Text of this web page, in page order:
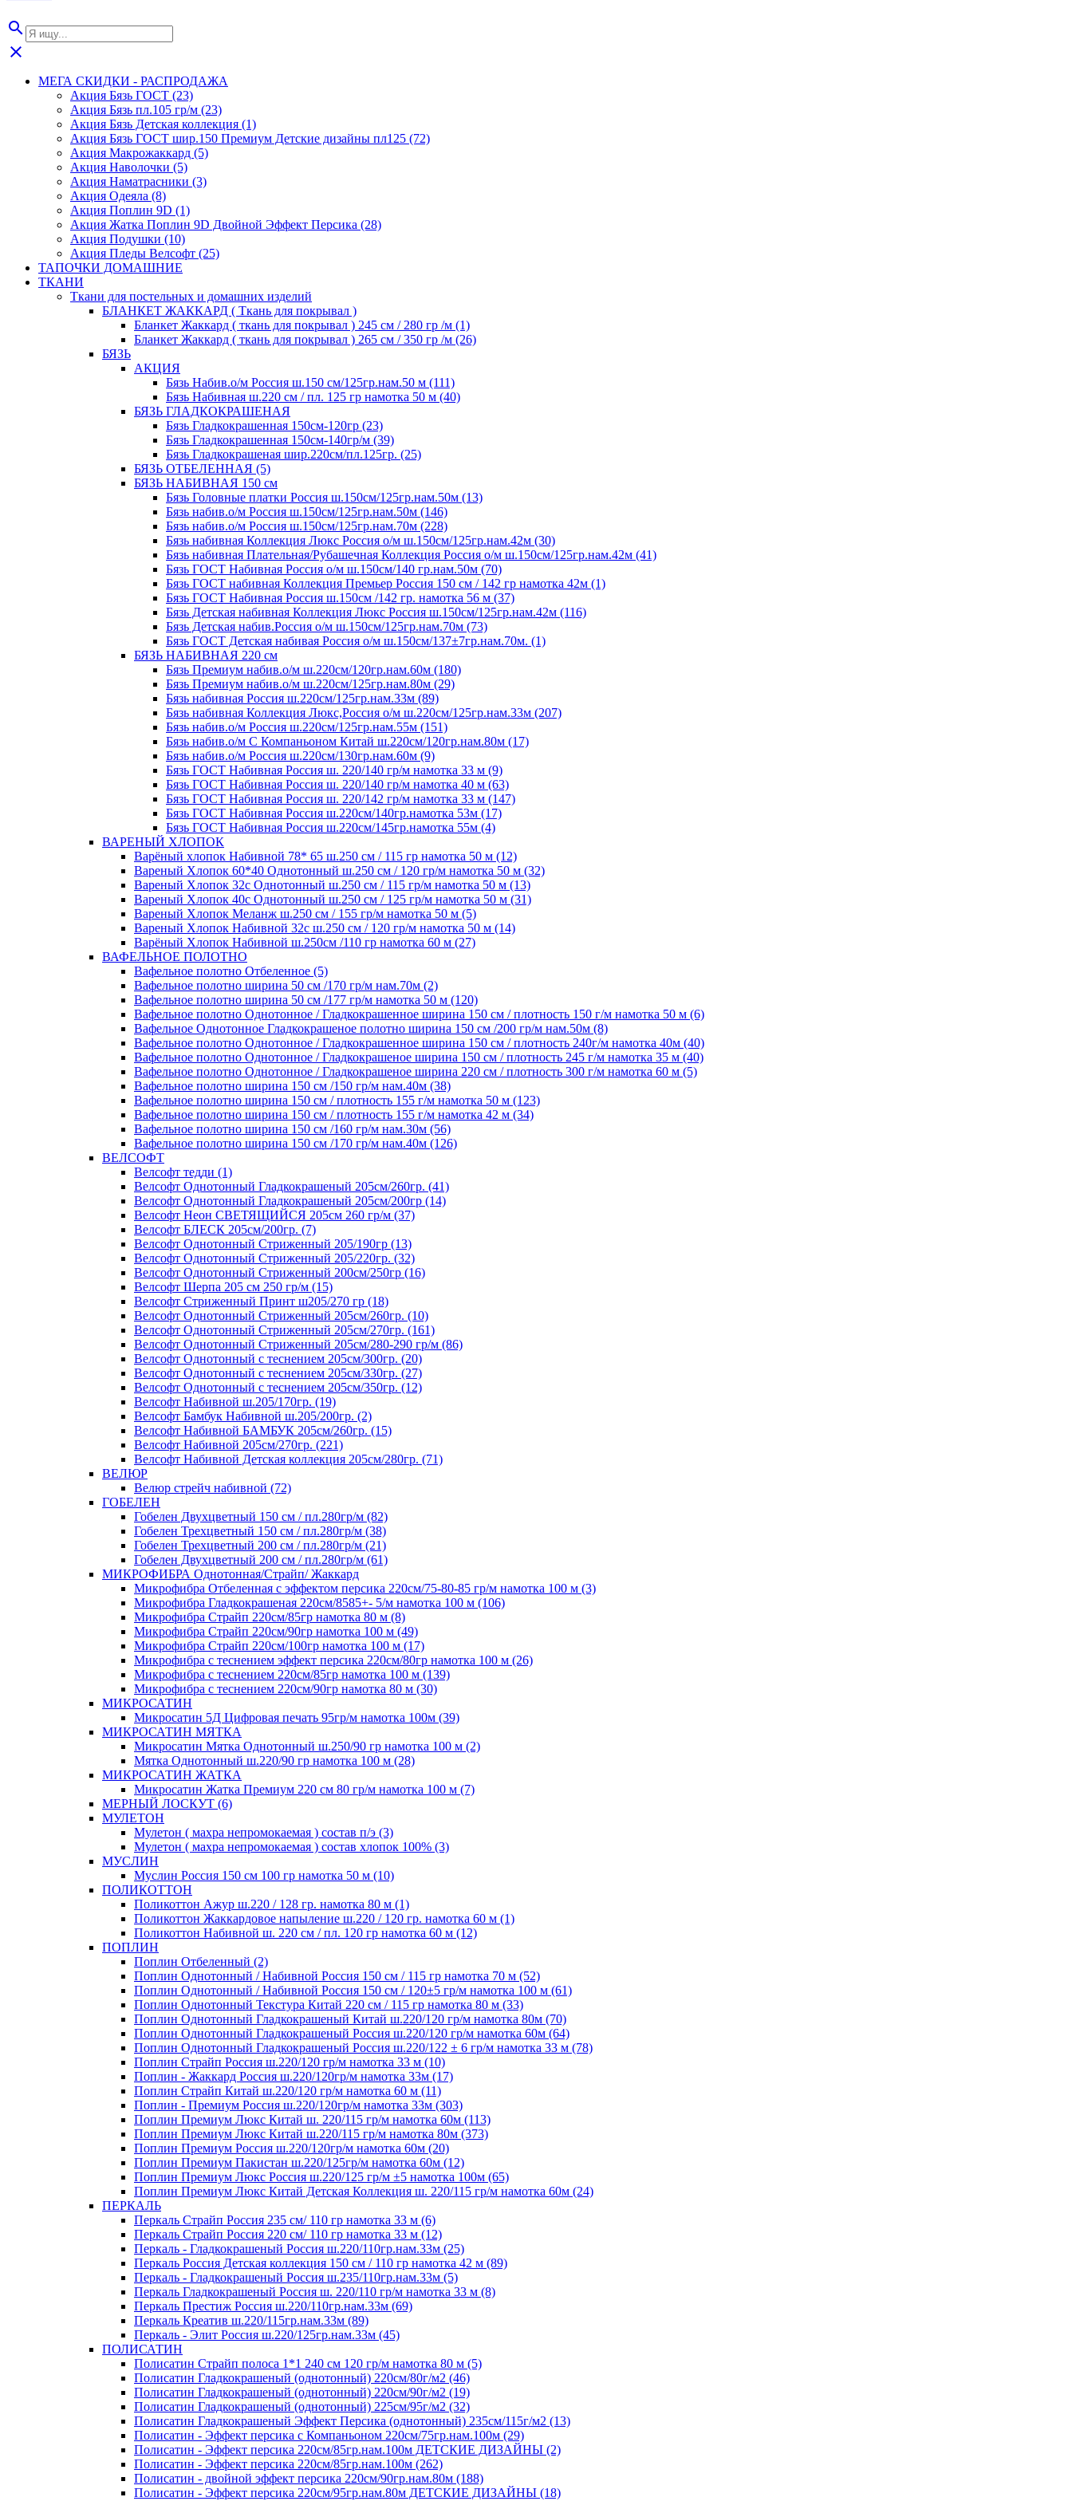
search
close
МЕГА СКИДКИ - РАСПРОДАЖА
Акция Бязь ГОСТ (23)
Акция Бязь пл.105 гр/м (23)
Акция Бязь Детская коллекция (1)
Акция Бязь ГОСТ шир.150 Премиум Детские дизайны пл125 (72)
Акция Макрожаккард (5)
Акция Наволочки (5)
Акция Наматрасники (3)
Акция Одеяла (8)
Акция Поплин 9D (1)
Акция Жатка Поплин 9D Двойной Эффект Персика (28)
Акция Подушки (10)
Акция Пледы Велсофт (25)
ТАПОЧКИ ДОМАШНИЕ
ТКАНИ
Ткани для постельных и домашних изделий
БЛАНКЕТ ЖАККАРД ( Ткань для покрывал )
Бланкет Жаккард ( ткань для покрывал ) 245 см / 280 гр /м (1)
Бланкет Жаккард ( ткань для покрывал ) 265 см / 350 гр /м (26)
БЯЗЬ
АКЦИЯ
Бязь Набив.о/м Россия ш.150 см/125гр.нам.50 м (111)
Бязь Набивная ш.220 см / пл. 125 гр намотка 50 м (40)
БЯЗЬ ГЛАДКОКРАШЕНАЯ
Бязь Гладкокрашенная 150см-120гр (23)
Бязь Гладкокрашенная 150см-140гр/м (39)
Бязь Гладкокрашеная шир.220см/пл.125гр. (25)
БЯЗЬ ОТБЕЛЕННАЯ (5)
БЯЗЬ НАБИВНАЯ 150 см
Бязь Головные платки Россия ш.150см/125гр.нам.50м (13)
Бязь набив.о/м Россия ш.150см/125гр.нам.50м (146)
Бязь набив.о/м Россия ш.150см/125гр.нам.70м (228)
Бязь набивная Коллекция Люкс Россия о/м ш.150см/125гр.нам.42м (30)
Бязь набивная Плательная/Рубашечная Коллекция Россия о/м ш.150см/125гр.нам.42м (41)
Бязь ГОСТ Набивная Россия о/м ш.150см/140 гр.нам.50м (70)
Бязь ГОСТ набивная Коллекция Премьер Россия 150 см / 142 гр намотка 42м (1)
Бязь ГОСТ Набивная Россия ш.150см /142 гр. намотка 56 м (37)
Бязь Детская набивная Коллекция Люкс Россия ш.150см/125гр.нам.42м (116)
Бязь Детская набив.Россия о/м ш.150см/125гр.нам.70м (73)
Бязь ГОСТ Детская набивая Россия о/м ш.150см/137±7гр.нам.70м. (1)
БЯЗЬ НАБИВНАЯ 220 см
Бязь Премиум набив.о/м ш.220см/120гр.нам.60м (180)
Бязь Премиум набив.о/м ш.220см/125гр.нам.80м (29)
Бязь набивная Россия ш.220см/125гр.нам.33м (89)
Бязь набивная Коллекция Люкс,Россия о/м ш.220см/125гр.нам.33м (207)
Бязь набив.о/м Россия ш.220см/125гр.нам.55м (151)
Бязь набив.о/м С Компаньоном Китай ш.220см/120гр.нам.80м (17)
Бязь набив.о/м Россия ш.220см/130гр.нам.60м (9)
Бязь ГОСТ Набивная Россия ш. 220/140 гр/м намотка 33 м (9)
Бязь ГОСТ Набивная Россия ш. 220/140 гр/м намотка 40 м (63)
Бязь ГОСТ Набивная Россия ш. 220/142 гр/м намотка 33 м (147)
Бязь ГОСТ Набивная Россия ш.220см/140гр.намотка 53м (17)
Бязь ГОСТ Набивная Россия ш.220см/145гр.намотка 55м (4)
ВАРЕНЫЙ ХЛОПОК
Варёный хлопок Набивной 78* 65 ш.250 см / 115 гр намотка 50 м (12)
Вареный Хлопок 60*40 Однотонный ш.250 см / 120 гр/м намотка 50 м (32)
Вареный Хлопок 32с Однотонный ш.250 см / 115 гр/м намотка 50 м (13)
Вареный Хлопок 40с Однотонный ш.250 см / 125 гр/м намотка 50 м (31)
Вареный Хлопок Меланж ш.250 см / 155 гр/м намотка 50 м (5)
Вареный Хлопок Набивной 32с ш.250 см / 120 гр/м намотка 50 м (14)
Варёный Хлопок Набивной ш.250см /110 гр намотка 60 м (27)
ВАФЕЛЬНОЕ ПОЛОТНО
Вафельное полотно Отбеленное (5)
Вафельное полотно ширина 50 см /170 гр/м нам.70м (2)
Вафельное полотно ширина 50 см /177 гр/м намотка 50 м (120)
Вафельное полотно Однотонное / Гладкокрашенное ширина 150 см / плотность 150 г/м намотка 50 м (6)
Вафельное Однотонное Гладкокрашеное полотно ширина 150 см /200 гр/м нам.50м (8)
Вафельное полотно Однотонное / Гладкокрашенное ширина 150 см / плотность 240г/м намотка 40м (40)
Вафельное полотно Однотонное / Гладкокрашеное ширина 150 см / плотность 245 г/м намотка 35 м (40)
Вафельное полотно Однотонное / Гладкокрашеное ширина 220 см / плотность 300 г/м намотка 60 м (5)
Вафельное полотно ширина 150 см /150 гр/м нам.40м (38)
Вафельное полотно ширина 150 см / плотность 155 г/м намотка 50 м (123)
Вафельное полотно ширина 150 см / плотность 155 г/м намотка 42 м (34)
Вафельное полотно ширина 150 см /160 гр/м нам.30м (56)
Вафельное полотно ширина 150 см /170 гр/м нам.40м (126)
ВЕЛСОФТ
Велсофт тедди (1)
Велсофт Однотонный Гладкокрашеный 205см/260гр. (41)
Велсофт Однотонный Гладкокрашеный 205см/200гр (14)
Велсофт Неон СВЕТЯЩИЙСЯ 205см 260 гр/м (37)
Велсофт БЛЕСК 205см/200гр. (7)
Велсофт Однотонный Стриженный 205/190гр (13)
Велсофт Однотонный Стриженный 205/220гр. (32)
Велсофт Однотонный Стриженный 200см/250гр (16)
Велсофт Шерпа 205 см 250 гр/м (15)
Велсофт Стриженный Принт ш205/270 гр (18)
Велсофт Однотонный Стриженный 205см/260гр. (10)
Велсофт Однотонный Стриженный 205см/270гр. (161)
Велсофт Однотонный Стриженный 205см/280-290 гр/м (86)
Велсофт Однотонный с теснением 205см/300гр. (20)
Велсофт Однотонный с теснением 205см/330гр. (27)
Велсофт Однотонный с теснением 205см/350гр. (12)
Велсофт Набивной ш.205/170гр. (19)
Велсофт Бамбук Набивной ш.205/200гр. (2)
Велсофт Набивной БАМБУК 205см/260гр. (15)
Велсофт Набивной 205см/270гр. (221)
Велсофт Набивной Детская коллекция 205см/280гр. (71)
ВЕЛЮР
Велюр стрейч набивной (72)
ГОБЕЛЕН
Гобелен Двухцветный 150 см / пл.280гр/м (82)
Гобелен Трехцветный 150 см / пл.280гр/м (38)
Гобелен Трехцветный 200 см / пл.280гр/м (21)
Гобелен Двухцветный 200 см / пл.280гр/м (61)
МИКРОФИБРА Однотонная/Страйп/ Жаккард
Микрофибра Отбеленная с эффектом персика 220см/75-80-85 гр/м намотка 100 м (3)
Микрофибра Гладкокрашеная 220см/8585+- 5/м намотка 100 м (106)
Микрофибра Страйп 220см/85гр намотка 80 м (8)
Микрофибра Страйп 220см/90гр намотка 100 м (49)
Микрофибра Страйп 220см/100гр намотка 100 м (17)
Микрофибра с теснением эффект персика 220см/80гр намотка 100 м (26)
Микрофибра с теснением 220см/85гр намотка 100 м (139)
Микрофибра с теснением 220см/90гр намотка 80 м (30)
МИКРОСАТИН
Микросатин 5Д Цифровая печать 95гр/м намотка 100м (39)
МИКРОСАТИН МЯТКА
Микросатин Мятка Однотонный ш.250/90 гр намотка 100 м (2)
Мятка Однотонный ш.220/90 гр намотка 100 м (28)
МИКРОСАТИН ЖАТКА
Микросатин Жатка Премиум 220 см 80 гр/м намотка 100 м (7)
МЕРНЫЙ ЛОСКУТ (6)
МУЛЕТОН
Мулетон ( махра непромокаемая ) состав п/э (3)
Мулетон ( махра непромокаемая ) состав хлопок 100% (3)
МУСЛИН
Муслин Россия 150 см 100 гр намотка 50 м (10)
ПОЛИКОТТОН
Поликоттон Ажур ш.220 / 128 гр. намотка 80 м (1)
Поликоттон Жаккардовое напыление ш.220 / 120 гр. намотка 60 м (1)
Поликоттон Набивной ш. 220 см / пл. 120 гр намотка 60 м (12)
ПОПЛИН
Поплин Отбеленный (2)
Поплин Однотонный / Набивной Россия 150 см / 115 гр намотка 70 м (52)
Поплин Однотонный / Набивной Россия 150 см / 120±5 гр/м намотка 100 м (61)
Поплин Однотонный Текстура Китай 220 см / 115 гр намотка 80 м (33)
Поплин Однотонный Гладкокрашеный Китай ш.220/120 гр/м намотка 80м (70)
Поплин Однотонный Гладкокрашеный Россия ш.220/120 гр/м намотка 60м (64)
Поплин Однотонный Гладкокрашеный Россия ш.220/122 ± 6 гр/м намотка 33 м (78)
Поплин Страйп Россия ш.220/120 гр/м намотка 33 м (10)
Поплин - Жаккард Россия ш.220/120гр/м намотка 33м (17)
Поплин Страйп Китай ш.220/120 гр/м намотка 60 м (11)
Поплин - Премиум Россия ш.220/120гр/м намотка 33м (303)
Поплин Премиум Люкс Китай ш. 220/115 гр/м намотка 60м (113)
Поплин Премиум Люкс Китай ш.220/115 гр/м намотка 80м (373)
Поплин Премиум Россия ш.220/120гр/м намотка 60м (20)
Поплин Премиум Пакистан ш.220/125гр/м намотка 60м (12)
Поплин Премиум Люкс Россия ш.220/125 гр/м ±5 намотка 100м (65)
Поплин Премиум Люкс Китай Детская Коллекция ш. 220/115 гр/м намотка 60м (24)
ПЕРКАЛЬ
Перкаль Страйп Россия 235 см/ 110 гр намотка 33 м (6)
Перкаль Страйп Россия 220 см/ 110 гр намотка 33 м (12)
Перкаль - Гладкокрашеный Россия ш.220/110гр.нам.33м (25)
Перкаль Россия Детская коллекция 150 см / 110 гр намотка 42 м (89)
Перкаль - Гладкокрашеный Россия ш.235/110гр.нам.33м (5)
Перкаль Гладкокрашеный Россия ш. 220/110 гр/м намотка 33 м (8)
Перкаль Престиж Россия ш.220/110гр.нам.33м (69)
Перкаль Креатив ш.220/115гр.нам.33м (89)
Перкаль - Элит Россия ш.220/125гр.нам.33м (45)
ПОЛИСАТИН
Полисатин Страйп полоса 1*1 240 см 120 гр/м намотка 80 м (5)
Полисатин Гладкокрашеный (однотонный) 220см/80г/м2 (46)
Полисатин Гладкокрашеный (однотонный) 220см/90г/м2 (19)
Полисатин Гладкокрашеный (однотонный) 225см/95г/м2 (32)
Полисатин Гладкокрашеный Эффект Персика (однотонный) 235см/115г/м2 (13)
Полисатин - Эффект персика с Компаньоном 220см/75гр.нам.100м (29)
Полисатин - Эффект персика 220см/85гр.нам.100м ДЕТСКИЕ ДИЗАЙНЫ (2)
Полисатин - Эффект персика 220см/85гр.нам.100м (262)
Полисатин - двойной эффект персика 220см/90гр.нам.80м (188)
Полисатин - Эффект персика 220см/95гр.нам.80м ДЕТСКИЕ ДИЗАЙНЫ (18)